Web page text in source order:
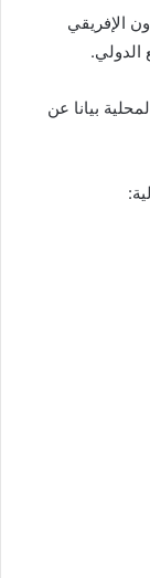
الإفريقي
الدولي.
بيانا عن